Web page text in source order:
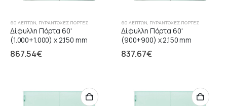
60 ΛΕΠΤΏΝ, ΠΥΡΆΝΤΟΧΕΣ ΠΌΡΤΕΣ
Δίφυλλη Πόρτα 60'
(1.000+1.000) x 2.150 mm
867.54€
60 ΛΕΠΤΏΝ, ΠΥΡΆΝΤΟΧΕΣ ΠΌΡΤΕΣ
Δίφυλλη Πόρτα 60'
(900+900) x 2.150 mm
837.67€